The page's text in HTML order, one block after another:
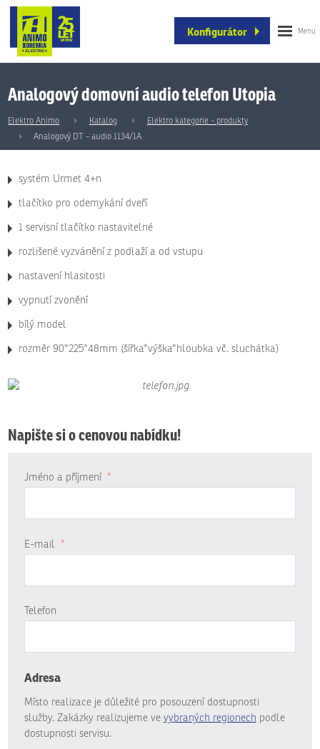
Konfigurátor
Analogový domovní audio telefon Utopia
Elektro Animo Katalog
Elektro kategorie - produkty
Analogový DT - audio 1134/1A
systém Urmet 4+n
tlačítko pro odemykání dveří
1 servisní tlačítko nastavitelné
rozlišené vyzvánění z podlaží a od vstupu
nastavení hlasitosti
vypnutí zvonění
bílý model
rozměr 90*225*48mm (šířka*výška*hloubka vč. sluchátka)
Napište si o cenovou nabídku!
Jméno a příjmení *
E-mail *
Telefon
Adresa
Místo realizace je důležité pro posouzení dostupnosti
služby. Zakázky realizujeme ve vybraných regionech podle
dostupnosti servisu.